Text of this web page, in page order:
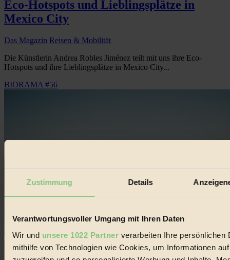
Zustimmung Details
Verantwortungsvoller Umgang mit Ihren Daten
Wir und unsere 1022 Partnerverarbeiten Ihre persönlichen
mithilfe von Technologien wie Cookies, um Informationen
Eco-Hotspots und Lieblingsplätze in
Mexico City
Das Magazin Reisen & Mobilität
Die Künstlerin Andrea Robles Jiménez teilt mit uns ihre Eco-
Hotspots und ihre Lieblingsplätze in Mexico City...
BIORAMA #56